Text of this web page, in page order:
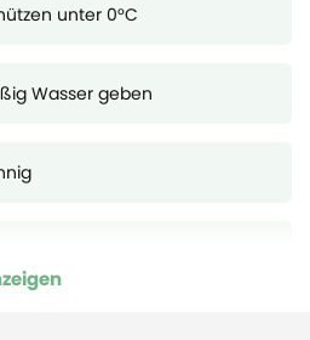
unter 0°C
Wasser geben